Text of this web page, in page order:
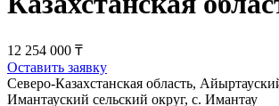
12 254 000 ₸
Оставить заявку
Северо-Казахстанская область,
Имантауский сельский округ, с. Имантау